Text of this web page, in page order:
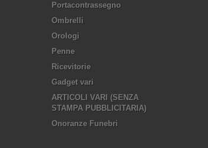
Portacontrassegno
Ombrelli
Orologi
Penne
Ricevitorie
Gadget vari
ARTICOLI VARI (SENZA
STAMPA PUBBLICITARIA)
Onoranze Funebri